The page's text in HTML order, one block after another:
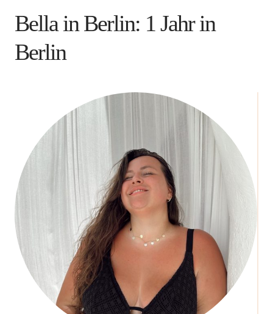
Bella in Berlin: 1 Jahr in
Berlin